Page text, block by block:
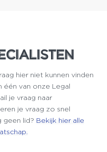
hier niet kunnen vinden
één van onze Legal
je vraag naar
je vraag zo snel
geen lid? Bekijk hier alle